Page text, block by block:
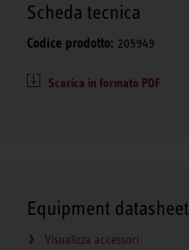
Scheda tecnica
Codice prodotto: 205949
Scarica in formato PDF
Equipment datasheet
Visualizza accessori